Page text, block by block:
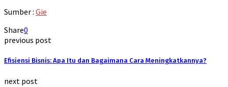
Sumber : Gie
Share0
previous post
Efisiensi Bisnis: Apa Itu dan Bagaimana Cara Meningkatkannya?
next post